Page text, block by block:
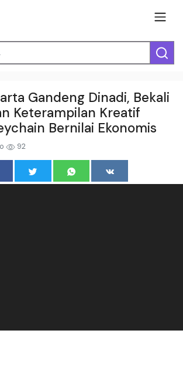
Gandeng Dinadi, Bekali
Keterampilan Kreatif
Bernilai Ekonomis
92